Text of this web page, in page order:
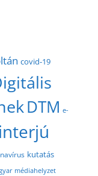
covid-19
DTM e-
interjú
kutatás
médiahelyzet